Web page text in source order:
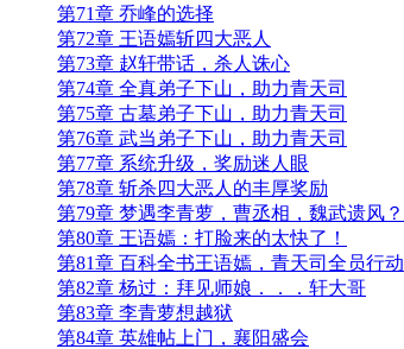
第71章 乔峰的选择
第72章 王语嫣斩四大恶人
第73章 赵轩带话，杀人诛心
第74章 全真弟子下山，助力青天司
第75章 古墓弟子下山，助力青天司
第76章 武当弟子下山，助力青天司
第77章 系统升级，奖励迷人眼
第78章 斩杀四大恶人的丰厚奖励
第79章 梦遇李青萝，曹丞相，魏武遗风？
第80章 王语嫣：打脸来的太快了！
第81章 百科全书王语嫣，青天司全员行动
第82章 杨过：拜见师娘．．．轩大哥
第83章 李青萝想越狱
第84章 英雄帖上门，襄阳盛会